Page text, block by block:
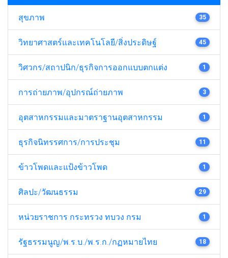
สุขภาพ 35
วิทยาศาสตร์และเทคโนโลยี/สิ่งประดิษฐ์ 45
วิศวกร/สถาปนิก/ธุรกิจการออกแบบตกแต่ง 1
การถ่ายภาพ/อุปกรณ์ถ่ายภาพ 3
อุตสาหกรรมและมาตราฐานอุตสาหกรรม 1
ธุรกิจนิทรรศการ/การประชุม 11
ข้าวโพดและแป้งข้าวโพด 1
ศิลปะ/วัฒนธรรม 29
หน่วยราชการ กระทรวง ทบวง กรม 1
รัฐธรรมนูญ/พ.ร.บ./พ.ร.ก./กฏหมายไทย 18